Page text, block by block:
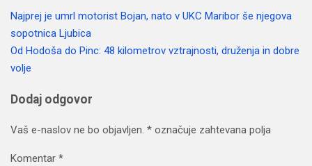
Navigacija
prispevka
Najprej je umrl motorist Bojan, nato v UKC Maribor še njegova
sopotnica Ljubica
Od Hodoša do Pinc: 48 kilometrov vztrajnosti, druženja in dobre
volje
Dodaj odgovor
Vaš e-naslov ne bo objavljen. * označuje zahtevana polja
Komentar *